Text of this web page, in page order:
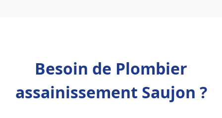
Besoin de Plombier
assainissement Saujon ?